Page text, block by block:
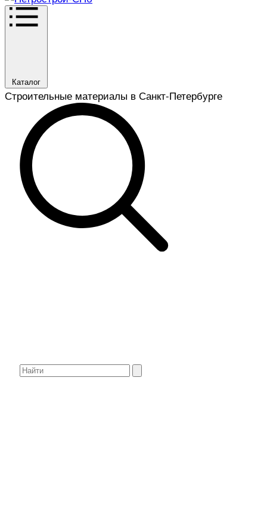
Каталог
Строительные материалы в Санкт-Петербурге